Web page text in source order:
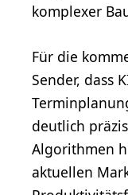
komplexer
Für die
Sender, dass
deutlich
Algorithmen
aktuellen